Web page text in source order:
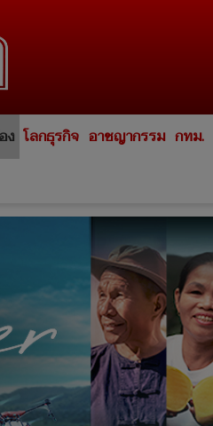
ง โลกธุรกิจ อาชญากรรม กทม.